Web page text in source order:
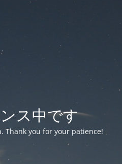
ス中です
Thank you for your patience!